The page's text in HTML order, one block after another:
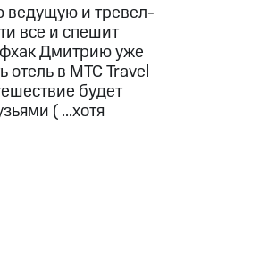
ведущую и тревел-
все и спешит
Дмитрию уже
отель в МТС Travel
будет
( ...хотя